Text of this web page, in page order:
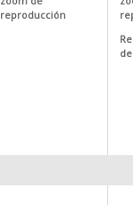
reproducción